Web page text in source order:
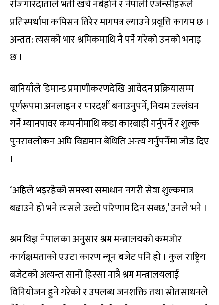
रोजगारदाताले भर्ती खर्च नबेहोर्ने र नेपाली एजेन्सीहरूले
प्रतिस्पर्धामा कमिसन तिरेर मागपत्र ल्याउने प्रवृत्ति कायम छ ।
अन्तत: त्यसको भार श्रमिकमाथि नै पर्ने गरेको उनको भनाइ
छ ।
बानियाँले डिमान्ड प्रमाणीकरणदेखि आवेदन प्रक्रियासम्म
पूर्णरूपमा अनलाइन र पारदर्शी बनाउनुपर्ने, नियम उल्लंघन
गर्ने म्यानपावर कम्पनीमाथि कडा कारबाही गर्नुपर्ने र शुल्क
पुनरावलोकन अघि विद्यमान बेथिति अन्त्य गर्नुपर्नेमा जोड दिए
।
‘अहिले भइरहेको समस्या समाधान नगरी सेवा शुल्कमात्र
बढाउने हो भने त्यसले उल्टो परिणाम दिन सक्छ,’ उनले भने ।
श्रम विज्ञ नेपालका अनुसार श्रम मन्त्रालयको कमजोर
कार्यक्षमताको एउटा कारण न्यून बजेट पनि हो । कुल राष्ट्रिय
बजेटको अत्यन्त सानो हिस्सा मात्रै श्रम मन्त्रालयलाई
विनियोजन हुने गरेको र उपलब्ध जनशक्ति तथा स्रोतसाधनले